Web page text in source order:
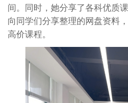
间。同时，她分享了各科优质
向同学们分享整理的网盘资料
高价课程。